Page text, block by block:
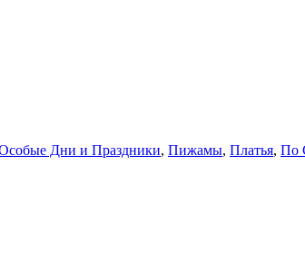
Дни и Праздники, Пижамы, Платья, По